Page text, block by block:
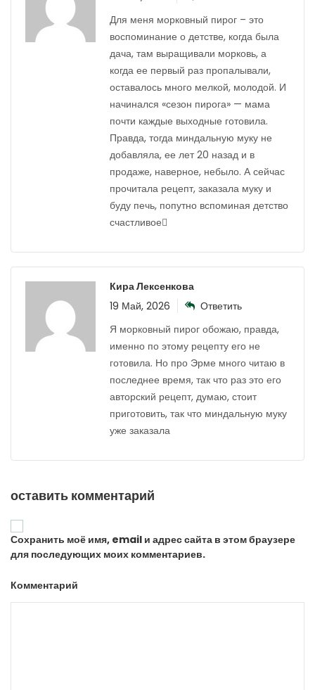
Для меня морковный пирог – это
воспоминание о детстве, когда была
дача, там выращивали морковь, а
когда ее первый раз пропалывали,
оставалось много мелкой, молодой. И
начинался «сезон пирога» — мама
почти каждые выходные готовила.
Правда, тогда миндальную муку не
добавляла, ее лет 20 назад и в
продаже, наверное, небыло. А сейчас
прочитала рецепт, заказала муку и
буду печь, попутно вспоминая детство
счастливое
Кира Лексенкова
19 Май, 2026
Ответить
Я морковный пирог обожаю, правда,
именно по этому рецепту его не
готовила. Но про Эрме много читаю в
последнее время, так что раз это его
авторский рецепт, думаю, стоит
приготовить, так что миндальную муку
уже заказала
оставить комментарий
Сохранить моё имя, email и адрес сайта в этом браузере
для последующих моих комментариев.
Комментарий